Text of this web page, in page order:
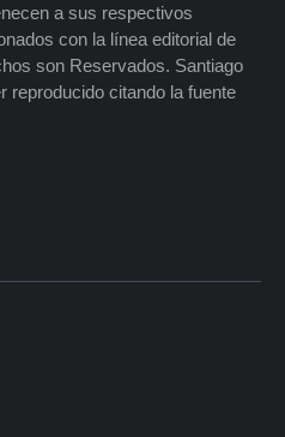
a sus respectivos
con la línea editorial de
son Reservados. Santiago
reproducido citando la fuente